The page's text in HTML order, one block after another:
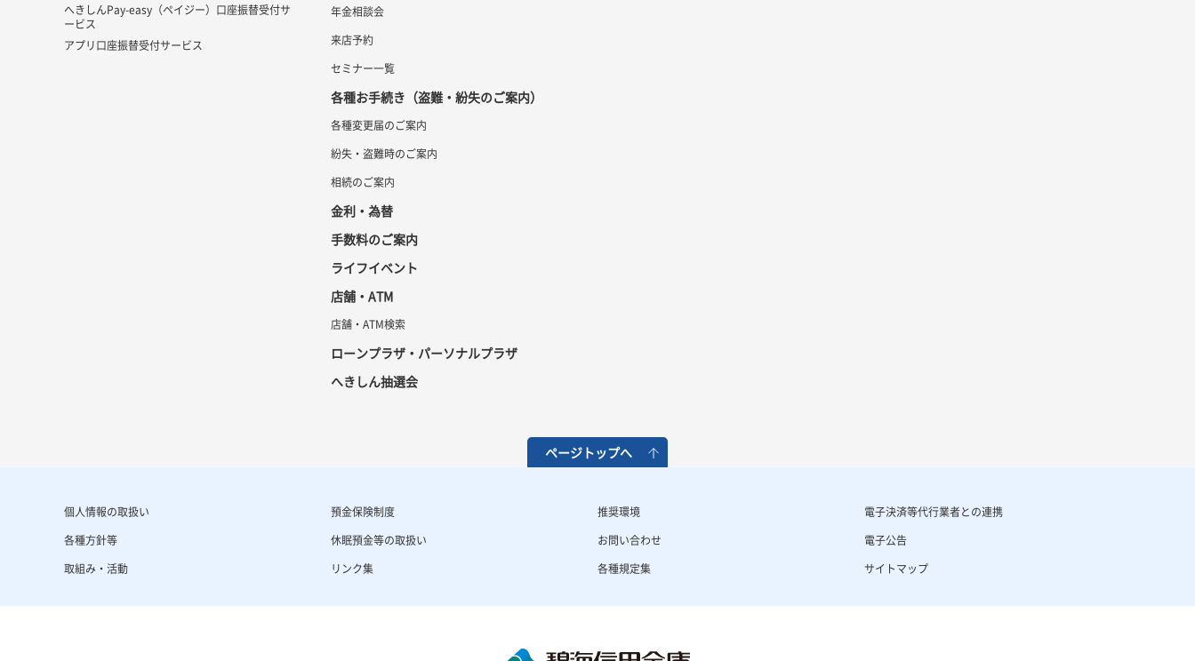
へきしんPay-easy（ペイジー） 口座振替受付サ
ービス
アプリ口座振替受付サービス
年金相談会
来店予約
セミナー一覧
各種お手続き（盗難・紛失のご案内）
各種変更届のご案内
紛失・盗難時のご案内
相続のご案内
金利・為替
手数料のご案内
ライフイベント
店舗・ATM
店舗・ATM検索
ローンプラザ・パーソナルプラザ
へきしん抽選会
ページトップへ
個人情報の取扱い
各種方針等
取組み・活動
預金保険制度
休眠預金等の取扱い
リンク集
推奨環境
お問い合わせ
各種規定集
電子決済等代行業者との連携
電子公告
サイトマップ